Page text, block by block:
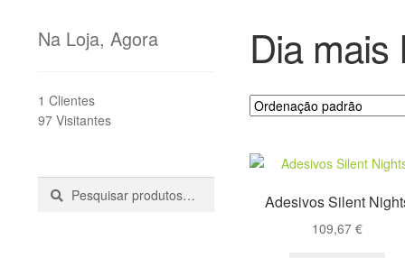
Dia mais
Adesivos Silent
109,67€
Na Loja, Agora
1 Clientes
97 Visitantes
Pesquisar
Pesquisa